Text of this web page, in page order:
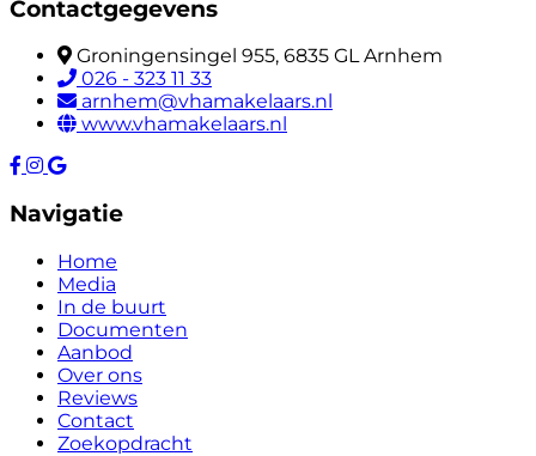
Contactgegevens
Groningensingel 955, 6835 GL Arnhem
026 - 323 11 33
arnhem@vhamakelaars.nl
www.vhamakelaars.nl
Navigatie
Home
Media
In de buurt
Documenten
Aanbod
Over ons
Reviews
Contact
Zoekopdracht